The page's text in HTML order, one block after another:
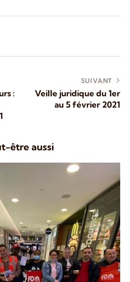
:
SUIVANT
Veille juridique du 1er
au 5 février 2021
être aussi